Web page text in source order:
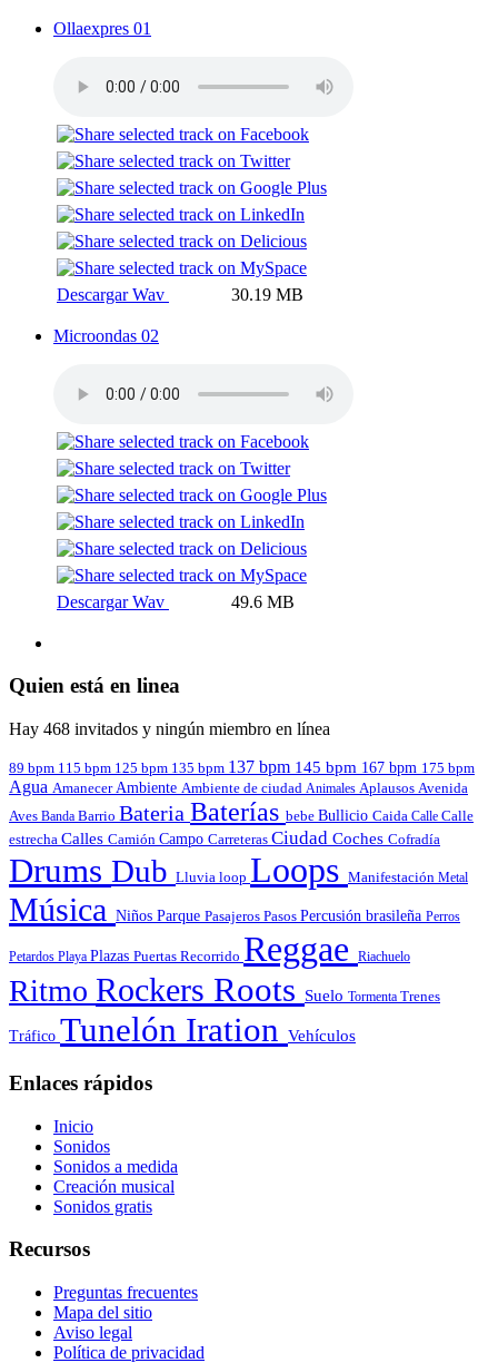
Ollaexpres 01
Descargar Wav 30.19 MB
Microondas 02
Descargar Wav 49.6 MB
Quien está en linea
Hay 468 invitados y ningún miembro en línea
89 bpm 115 bpm 125 bpm 135 bpm 137 bpm 145 bpm 167 bpm 175 bpm
Agua AmanecerAmbiente Ambiente de ciudad Animales Aplausos Avenida
Aves Banda Barrio Bateria Baterías bebe Bullicio Caida Calle Calle
estrecha Calles Camión Campo Carreteras Ciudad Coches Cofradía
Drums Dub Lluvia loop Loops Manifestación Metal
Música Niños Parque Pasajeros Pasos Percusión brasileña Perros
Petardos Playa Plazas Puertas Recorrido Reggae Riachuelo
Ritmo Rockers Roots Suelo Tormenta Trenes
Tráfico Tunelón Iration Vehículos
Enlaces rápidos
Inicio
Sonidos
Sonidos a medida
Creación musical
Sonidos gratis
Recursos
Preguntas frecuentes
Mapa del sitio
Aviso legal
Política de privacidad